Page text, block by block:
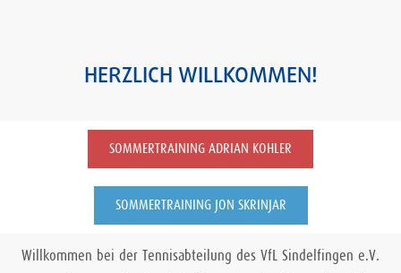
HERZLICH WILLKOMMEN!
SOMMERTRAINING ADRIAN KOHLER
SOMMERTRAINING JON SKRINJAR
Willkommen bei der Tennisabteilung des VfL Sindelfingen e.V.